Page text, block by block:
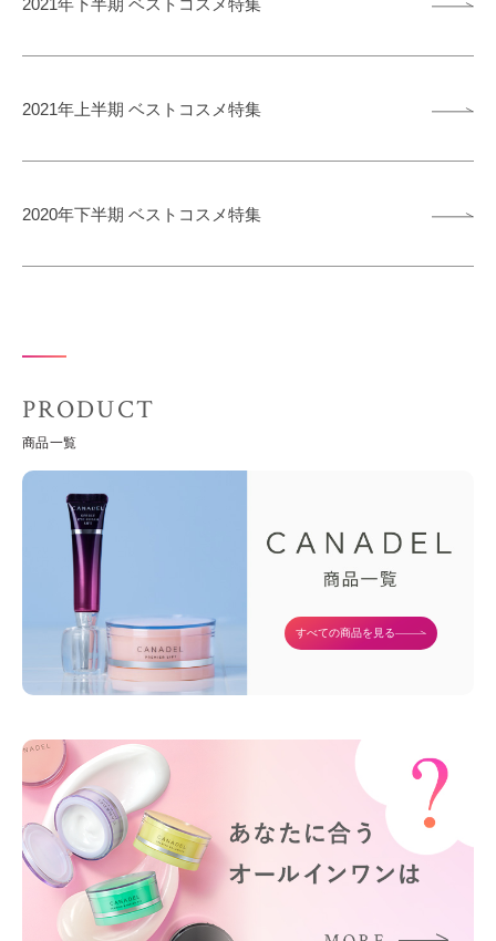
2021年上半期 ベストコスメ特集
2020年下半期 ベストコスメ特集
PRODUCT
商品一覧
すべての商品を見る